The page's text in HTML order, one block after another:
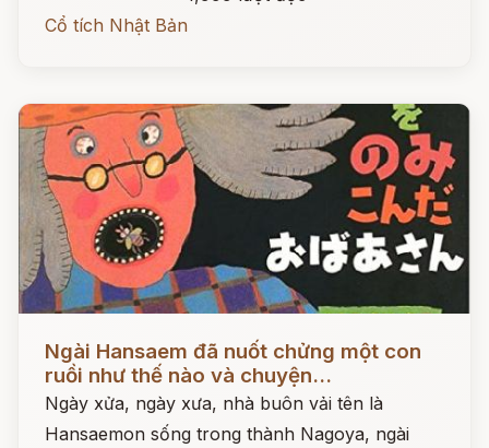
Cổ tích Nhật Bản
Ngài Hansaem đã nuốt chửng một con
ruồi như thế nào và chuyện...
Ngày xửa, ngày xưa, nhà buôn vải tên là
Hansaemon sống trong thành Nagoya, ngài